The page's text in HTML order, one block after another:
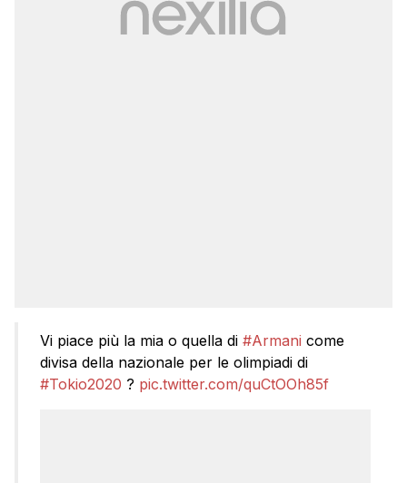
Vi piace più la mia o quella di #Armani come
divisa della nazionale per le olimpiadi di
#Tokio2020 ? pic.twitter.com/quCtOOh85f